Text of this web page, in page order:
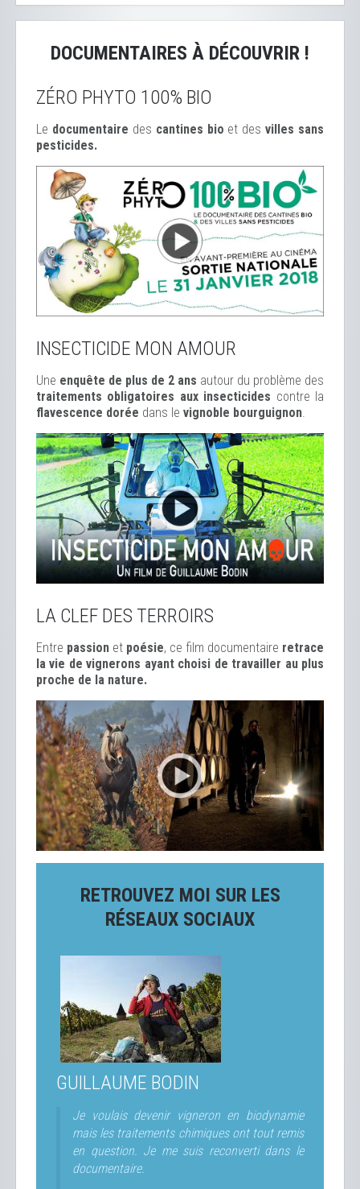
DOCUMENTAIRES À DÉCOUVRIR !
ZÉRO PHYTO 100% BIO
Le documentaire des cantines bio et desvilles sans
pesticides.
INSECTICIDE MON AMOUR
Une enquête de plus de 2 ans autour du problème des
traitements obligatoires aux insecticides contre la
flavescence dorée dans le vignoble bourguignon.
LA CLEF DES TERROIRS
Entre passion et poésie, ce film documentaire retrace
la vie de vignerons ayant choisi de travailler au plus
proche de la nature.
RETROUVEZ MOI SUR LES
RÉSEAUX SOCIAUX
GUILLAUME BODIN
Je voulais devenir vigneron en biodynamie
mais les traitements chimiques ont tout remis
en question. Je me suis reconverti dans le
documentaire.